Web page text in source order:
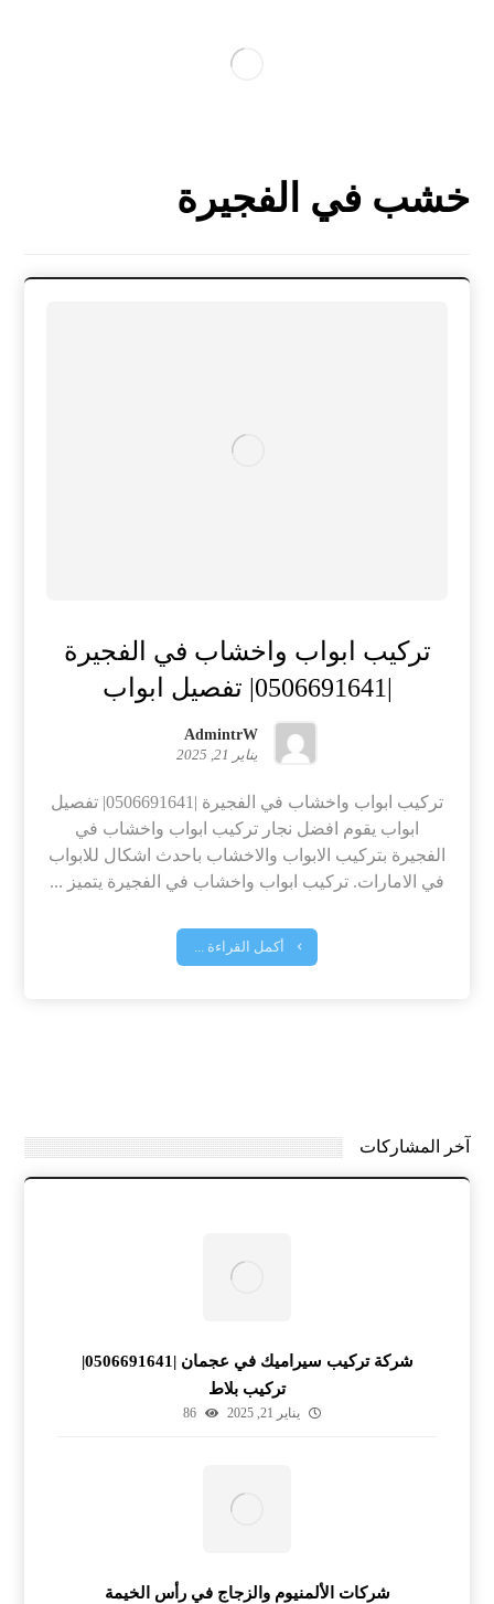
خشب في الفجيرة
تركيب ابواب واخشاب في الفجيرة
AdmintrW
يناير 21, 2025
تركيب ابواب واخشاب في الفجيرة |0506691641| تفصيل
ابواب يقوم افضل نجار تركيب ابواب واخشاب في
الفجيرة بتركيب الابواب والاخشاب باحدث اشكال للابواب
في الامارات. تركيب ابواب واخشاب في الفجيرة يتميز ...
أكمل القراءة ...
آخر المشاركات
شركة تركيب سيراميك في عجمان |0506691641|
تركيب بلاط
يناير 21, 2025 86
شركات الألمنيوم والزجاج في رأس الخيمة